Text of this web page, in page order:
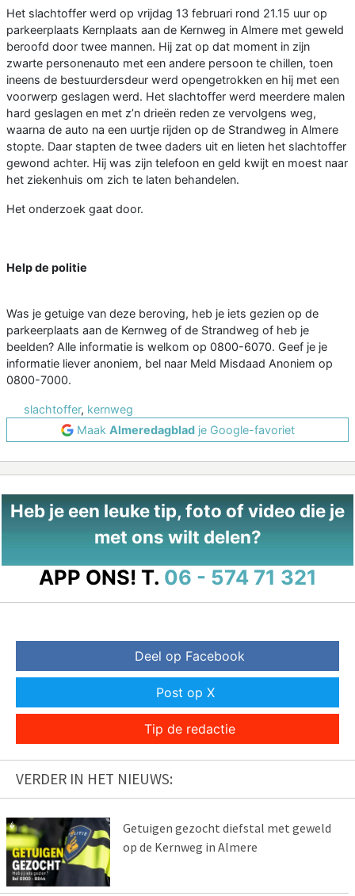
Het slachtoffer werd op vrijdag 13 februari rond 21.15 uur op
parkeerplaats Kernplaats aan de Kernweg in Almere met geweld
beroofd door twee mannen. Hij zat op dat moment in zijn
zwarte personenauto met een andere persoon te chillen, toen
ineens de bestuurdersdeur werd opengetrokken en hij met een
voorwerp geslagen werd. Het slachtoffer werd meerdere malen
hard geslagen en met z’n drieën reden ze vervolgens weg,
waarna de auto na een uurtje rijden op de Strandweg in Almere
stopte. Daar stapten de twee daders uit en lieten het slachtoffer
gewond achter. Hij was zijn telefoon en geld kwijt en moest naar
het ziekenhuis om zich te laten behandelen.
Het onderzoek gaat door.
Help de politie
Was je getuige van deze beroving, heb je iets gezien op de
parkeerplaats aan de Kernweg of de Strandweg of heb je
beelden? Alle informatie is welkom op 0800-6070. Geef je je
informatie liever anoniem, bel naar Meld Misdaad Anoniem op
0800-7000.
slachtoffer, kernweg
Maak Almeredagbladje Google-favoriet
Heb je een leuke tip, foto of video die je
met ons wilt delen?
APP ONS! T. 06 - 574 71 321
Deel op Facebook
Post op X
Tip de redactie
VERDER IN HET NIEUWS:
Getuigen gezocht diefstal met geweld
op de Kernweg in Almere